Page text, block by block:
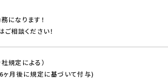
になります！
相談ください！
規定による）
月後に規定に基づいて付与)